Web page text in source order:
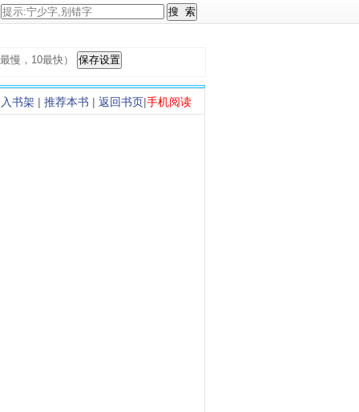
慢，10最快）
书架 | 推荐本书 | 返回书页|手机阅读